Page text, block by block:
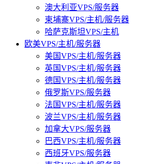
澳大利亚VPS/服务器
柬埔寨VPS/主机/服务器
哈萨克斯坦VPS/主机
欧美VPS/主机/服务器
美国VPS/主机/服务器
英国VPS/主机/服务器
德国VPS/主机/服务器
俄罗斯VPS/服务器
法国VPS/主机/服务器
波兰VPS/主机/服务器
加拿大VPS/服务器
巴西VPS/主机/服务器
西班牙VPS/服务器